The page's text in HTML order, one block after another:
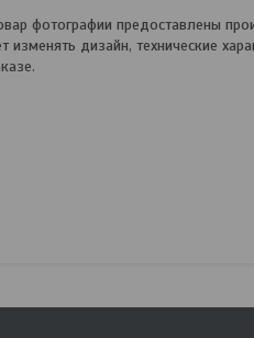
фотографии предоставлены
изменять дизайн, технические